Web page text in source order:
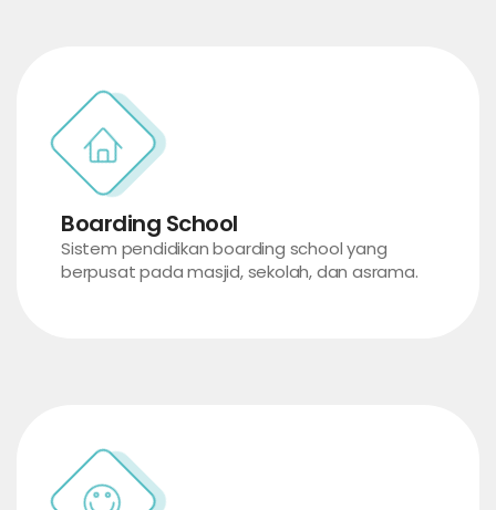
Boarding School
Sistem pendidikan boarding school yang
berpusat pada masjid, sekolah, dan asrama.